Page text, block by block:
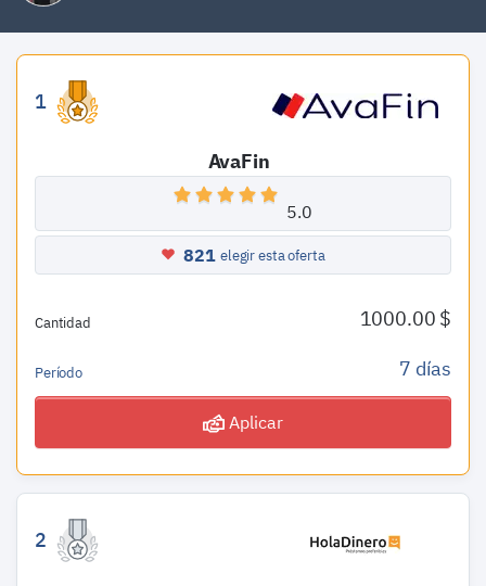
1
AvaFin
5.0
821 elegir esta oferta
Cantidad 1000.00 $
Período 7 días
Aplicar
2